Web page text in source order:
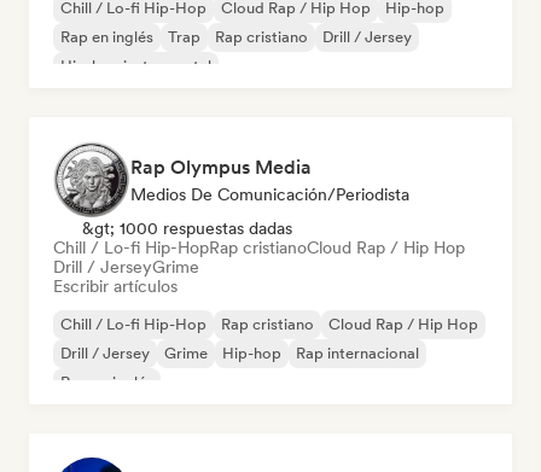
Chill / Lo-fi Hip-Hop Cloud Rap / Hip Hop
Hip-hop
Rap en inglés
Trap Rap cristiano
Drill / Jersey
Hip-hop instrumental
Rap Olympus Media
Medios De Comunicación/Periodista
&gt; 1000 respuestas dadas
Chill / Lo-fi Hip-HopRap cristianoCloud Rap / Hip Hop
Drill / JerseyGrime
Escribir artículos
Chill / Lo-fi Hip-Hop Rap cristiano
Cloud Rap / Hip Hop
Drill / Jersey
Grime Hip-hop
Rap internacional
Rap en inglés